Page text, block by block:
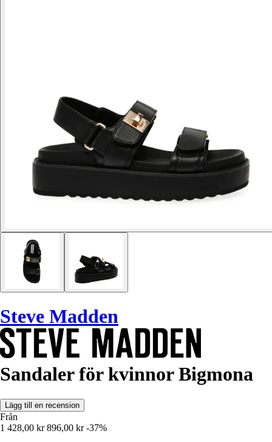
Steve Madden
Sandaler för kvinnor Bigmona
Lägg till en recension
Från
1 428,00 kr 896,00 kr -37%